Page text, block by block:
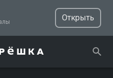
Открыть